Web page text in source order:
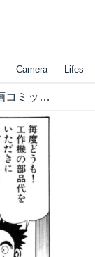
Camera
Hondaの原点を動画コミックで配信中！Vol.2「二つの夢が出会う〜本田宗一郎と藤澤武夫〜」